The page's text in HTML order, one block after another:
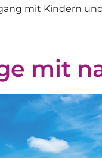
mit Kindern
mit